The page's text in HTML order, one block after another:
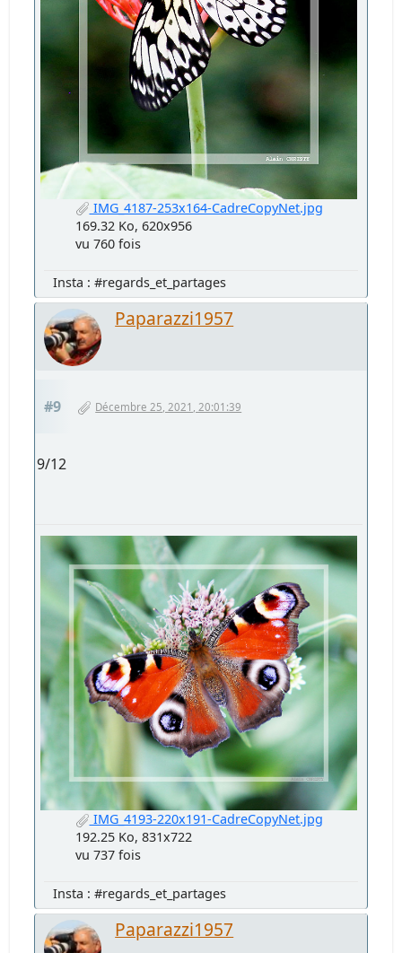
IMG_4187-253x164-CadreCopyNet.jpg
169.32 Ko, 620x956
vu 760 fois
Insta : #regards_et_partages
Paparazzi1957
#9 Décembre 25, 2021, 20:01:39
9/12
IMG_4193-220x191-CadreCopyNet.jpg
192.25 Ko, 831x722
vu 737 fois
Insta : #regards_et_partages
Paparazzi1957